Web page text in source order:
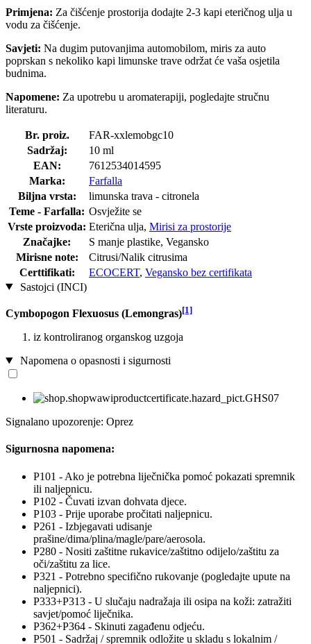
Primjena: Za čišćenje prostorija dodajte 2-3 kapi eteričnog ulja u
vodu za čišćenje.
Savjeti: Na dugim putovanjima automobilom, miris za auto
poprskan s nekoliko kapi limunske trave održat će vaša osjetila
budnima.
Napomene: Za upotrebu u aromaterapiji, pogledajte stručnu
literaturu.
Br. proiz.
FAR-xxlemobgc10
Sadržaj:
10 ml
EAN:
7612534014595
Marka:
Farfalla
Biljna vrsta:
limunska trava - citronela
Teme - Farfalla: Osvježite se
Vrste proizvoda: Eterična ulja, Mirisi za prostorije
Značajke:
S manje plastike, Vegansko
Mirisne note:
Citrusi/Nalik citrusima
Certtifikati:
ECOCERT, Vegansko bez certifikata
Sastojci (INCI)
Cymbopogon Flexuosus (Lemongras)[1]
iz kontroliranog organskog uzgoja
Napomena o opasnosti i sigurnosti
Signalano upozorenje: Oprez
Sigurnosna napomena:
P101 - Ako je potrebna liječnička pomoć pokazati spremnik
ili naljepnicu.
P102 - Čuvati izvan dohvata djece.
P103 - Prije uporabe pročitati naljepnicu.
P261 - Izbjegavati udisanje
prašine/dima/plina/magle/pare/aerosola.
P280 - Nositi zaštitne rukavice/zaštitno odijelo/zaštitu za
oči/zaštitu za lice.
P321 - Potrebno specifično rukovanje (pogledajte upute na
naljepnici).
P333+P313 - U slučaju nadražaja ili osipa na koži: zatražiti
savjet/pomoć liječnika.
P362+P364 - Skinuti zagađenu odjeću.
P501 - Sadržaj / spremnik odložite u skladu s lokalnim /